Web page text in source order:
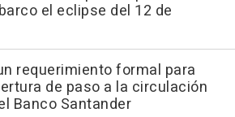
el eclipse del 12 de
requerimiento formal para
de paso a la circulación
Banco Santander